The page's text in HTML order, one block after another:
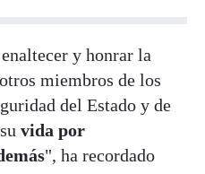
y honrar la
miembros de los
del Estado y de
vida por
", ha recordado